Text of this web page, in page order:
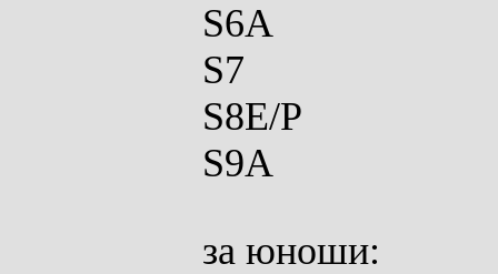
S6A
S7
S8E/P
S9A
за юноши: